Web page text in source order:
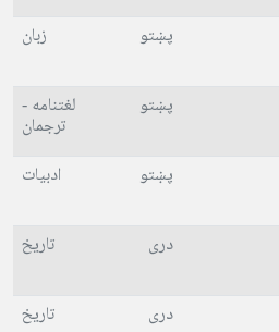
پښتو زبان
پښتو لغتنامه -
ترجمان
پښتو ادبیات
دری تاریخ
دری تاریخ